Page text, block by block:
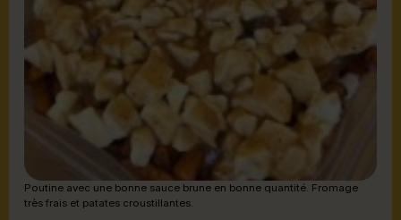
Poutine avec une bonne sauce brune en bonne quantité. Fromage
très frais et patates croustillantes.